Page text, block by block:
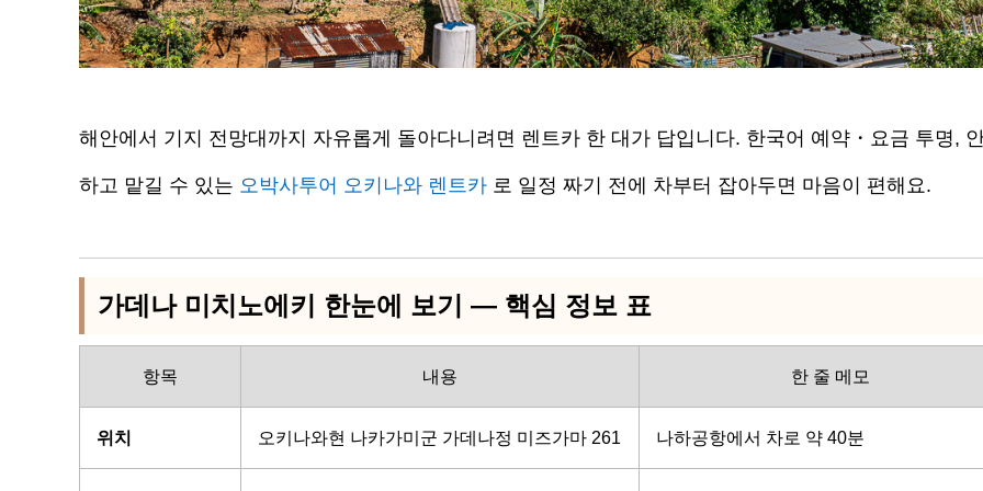
해안에서 기지 전망대까지 자유롭게 돌아다니려면 렌트카 한 대가 답입니다. 한국어 예약・요금 투명,
하고 맡길 수 있는 오박사투어 오키나와 렌트카 로 일정 짜기 전에 차부터 잡아두면 마음이 편해요.
가데나 미치노에키 한눈에 보기 — 핵심 정보 표
항목 내용 한 줄 메모
위치 오키나와현 나카가미군 가데나정 미즈가마 261 나하공항에서 차로 약 40분